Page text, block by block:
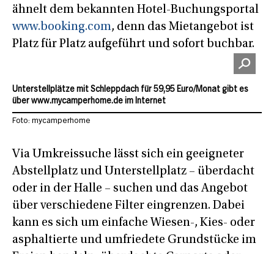
ähnelt dem bekannten Hotel-Buchungsportal
www.booking.com, denn das Mietangebot ist
Platz für Platz aufgeführt und sofort buchbar.
Unterstellplätze mit Schleppdach für 59,95 Euro/Monat gibt es
über www.mycamperhome.de im Internet
Foto: mycamperhome
Via Umkreissuche lässt sich ein geeigneter
Abstellplatz und Unterstellplatz – überdacht
oder in der Halle – suchen und das Angebot
über verschiedene Filter eingrenzen. Dabei
kann es sich um einfache Wiesen-, Kies- oder
asphaltierte und umfriedete Grundstücke im